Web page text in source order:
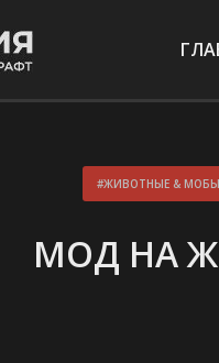
ЖИВОТНЫЕ & МОБЫ
МОД НА